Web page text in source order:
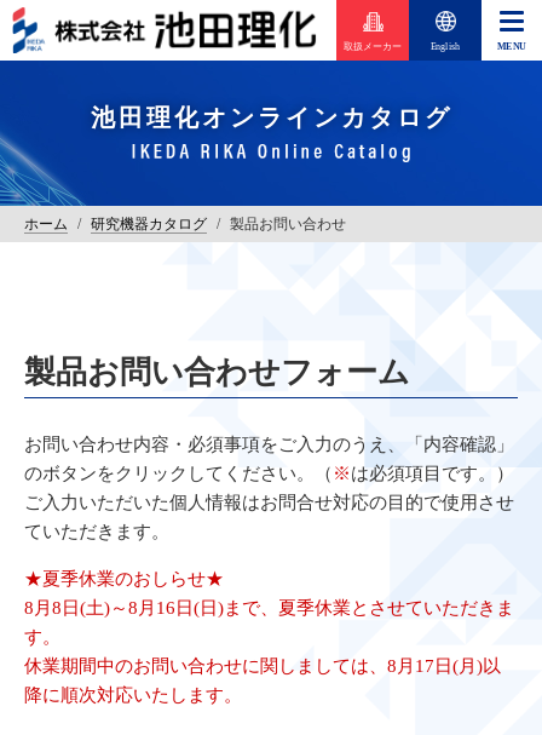
取扱メーカー English
池田理化オンラインカタログ
ホーム / 研究機器カタログ / 製品お問い合わせ
製品お問い合わせフォーム
お問い合わせ内容・必須事項をご入力のうえ、「内容確認」
のボタンをクリックしてください。（ ※は必須項目です。）
ご入力いただいた個人情報はお問合せ対応の目的で使用させ
ていただきます。
★夏季休業のおしらせ★
8月8日(土)～8月16日(日)まで、夏季休業とさせていただきま
す。
休業期間中のお問い合わせに関しましては、8月17日(月)以
降に順次対応いたします。